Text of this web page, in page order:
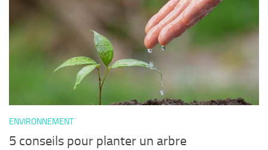
ENVIRONNEMENT
5 conseils pour planter un arbre